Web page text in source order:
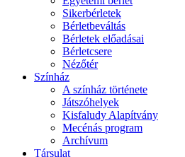
Sikerbérletek
Bérletbeváltás
Bérletek előadásai
Bérletcsere
Nézőtér
Színház
A színház története
Játszóhelyek
Kisfaludy Alapítvány
Mecénás program
Archívum
Társulat